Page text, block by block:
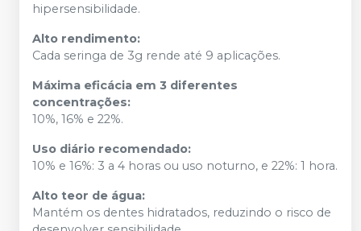
hipersensibilidade.
Alto rendimento:
Cada seringa de 3g rende até 9 aplicações.
Máxima eficácia em 3 diferentes
concentrações:
10%, 16% e 22%.
Uso diário recomendado:
10% e 16%: 3 a 4 horas ou uso noturno, e 22%: 1 hora.
Alto teor de água:
Mantém os dentes hidratados, reduzindo o risco de